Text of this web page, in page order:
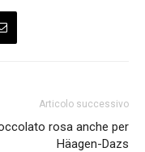
Articolo successivo
rosa anche per
Häagen-Dazs